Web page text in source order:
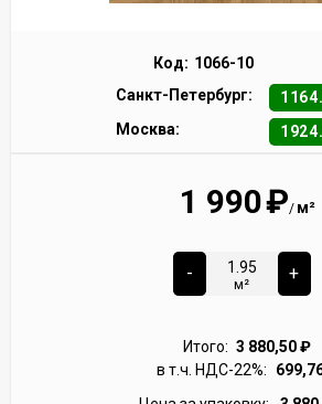
Код: 1066-10
Санкт-Петербург:
Москва:
1 990₽/ м²
-
м²
+
Итого: 3 880,50₽
в т.ч. НДС-22%: